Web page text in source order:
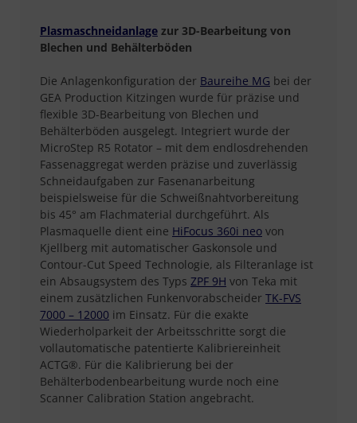
Plasmaschneidanlage zur 3D-Bearbeitung von
Blechen und Behälterböden
Die Anlagenkonfiguration der Baureihe MG bei der
GEA Production Kitzingen wurde für präzise und
flexible 3D-Bearbeitung von Blechen und
Behälterböden ausgelegt. Integriert wurde der
MicroStep R5 Rotator – mit dem endlosdrehenden
Fassenaggregat werden präzise und zuverlässig
Schneidaufgaben zur Fasenanarbeitung
beispielsweise für die Schweißnahtvorbereitung
bis 45° am Flachmaterial durchgeführt. Als
Plasmaquelle dient eine HiFocus 360i neo von
Kjellberg mit automatischer Gaskonsole und
Contour-Cut Speed Technologie, als Filteranlage ist
ein Absaugsystem des Typs ZPF 9H von Teka mit
einem zusätzlichen Funkenvorabscheider TK-FVS
7000 – 12000 im Einsatz. Für die exakte
Wiederholparkeit der Arbeitsschritte sorgt die
vollautomatische patentierte Kalibriereinheit
ACTG®. Für die Kalibrierung bei der
Behälterbodenbearbeitung wurde noch eine
Scanner Calibration Station angebracht.